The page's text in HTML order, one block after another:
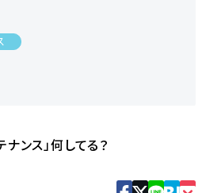
ンス」何してる？